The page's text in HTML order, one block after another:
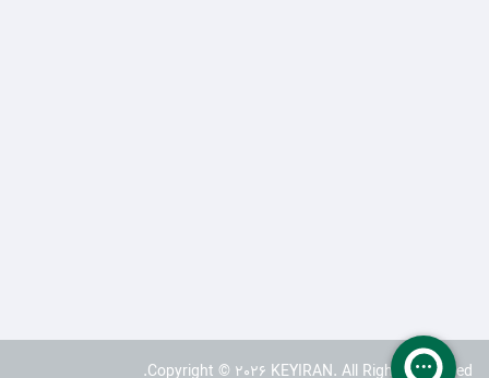
Copyright © 2026 KEYIRAN. All Rights Reserved.